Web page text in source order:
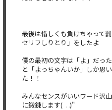
最後は惜しくも負けちゃって
セリフしりとり」をしたよ
僕の最初の文字は「よ」だっ
と「よっちゃんいか」しか思
た！！
みんなセンスがいいワード沢
に鍛錬します‪( . .)"‬